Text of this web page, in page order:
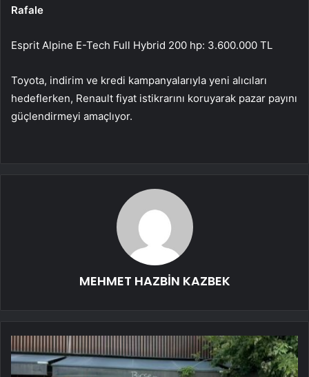
Rafale
Esprit Alpine E-Tech Full Hybrid 200 hp: 3.600.000 TL
Toyota, indirim ve kredi kampanyalarıyla yeni alıcıları
hedeflerken, Renault fiyat istikrarını koruyarak pazar payını
güçlendirmeyi amaçlıyor.
MEHMET HAZBİN KAZBEK